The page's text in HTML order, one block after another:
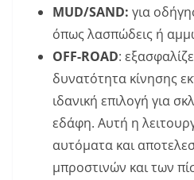
MUD/SAND: για
όπως λασπώδεις ή
OFF-ROAD:
δυνατότητα κίνησης
ιδανική επιλογή για
εδάφη. Αυτή η
αυτόματα και
μπροστινών και των